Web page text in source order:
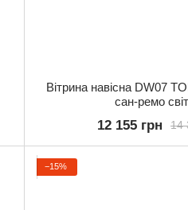
Вітрина навісна DW07
сан-ремо
14
12 155 грн
−15%